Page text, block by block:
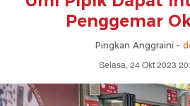
Penggemar
Pingkan Anggraini -
Selasa, 24 Okt 2023